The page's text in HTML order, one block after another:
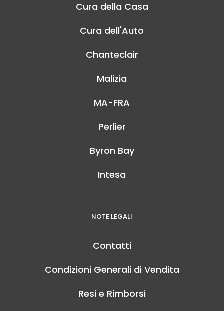
Cura della Casa
Cura dell'Auto
Chanteclair
Malizia
MA-FRA
Perlier
Byron Bay
Intesa
NOTE LEGALI
Contatti
Condizioni Generali di Vendita
Resi e Rimborsi